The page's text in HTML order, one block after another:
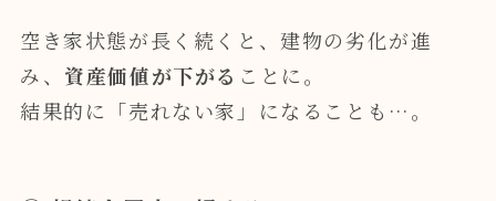
空き家状態が長く続くと、建物の劣化が進
み、 資産価値が下がる ことに。
結果的に「売れない家」になることも…。